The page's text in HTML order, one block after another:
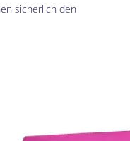
sicherlich den